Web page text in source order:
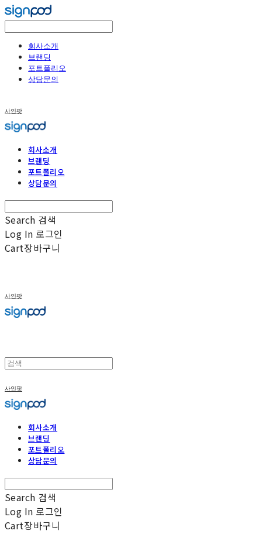
회사소개
브랜딩
포트폴리오
상담문의
사인팟
회사소개
브랜딩
포트폴리오
상담문의
Search 검색
Log In 로그인
Cart장바구니
사인팟
사인팟
회사소개
브랜딩
포트폴리오
상담문의
Search 검색
Log In 로그인
Cart장바구니